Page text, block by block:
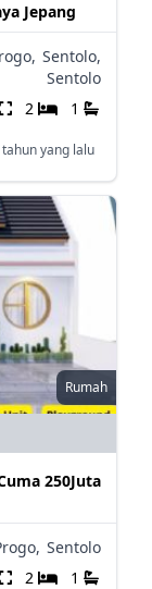
Jepang
Sentolo,
Sentolo
2 1
tahun yang lalu
Rumah
250Juta
Sentolo
2 1